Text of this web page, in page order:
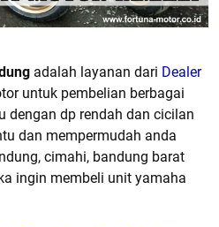
adalah layanan dari Dealer
untuk pembelian berbagai
dengan dp rendah dan cicilan
dan mempermudah anda
cimahi, bandung barat
ingin membeli unit yamaha